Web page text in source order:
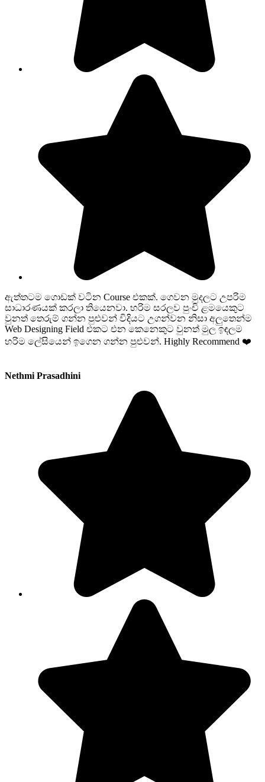
ඇත්තටම ගොඩක් වටින Course එකක්. ගෙවන මුදලට උපරිම
සාධාරණයක් කරලා තියෙනවා. හරිම සරලව පුංචි ළමයෙකුට
වුනත් තෙරුම් ගන්න පුළුවන් විදියට උගන්වන නිසා අලුතෙන්ම
Web Designing Field එකට එන කෙනෙකුට වුනත් මුල ඉඳලම
හරිම ලේසියෙන් ඉගෙන ගන්න පුළුවන්. Highly Recommend ❤️
Nethmi Prasadhini